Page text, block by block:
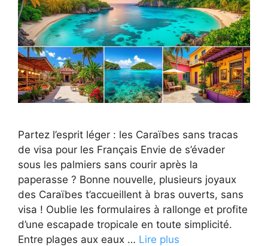
Partez l’esprit léger : les Caraïbes sans tracas
de visa pour les Français Envie de s’évader
sous les palmiers sans courir après la
paperasse ? Bonne nouvelle, plusieurs joyaux
des Caraïbes t’accueillent à bras ouverts, sans
visa ! Oublie les formulaires à rallonge et profite
d’une escapade tropicale en toute simplicité.
Entre plages aux eaux … Lire plus